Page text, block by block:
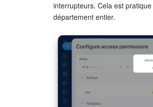
interrupteurs. Cela est
département entier.